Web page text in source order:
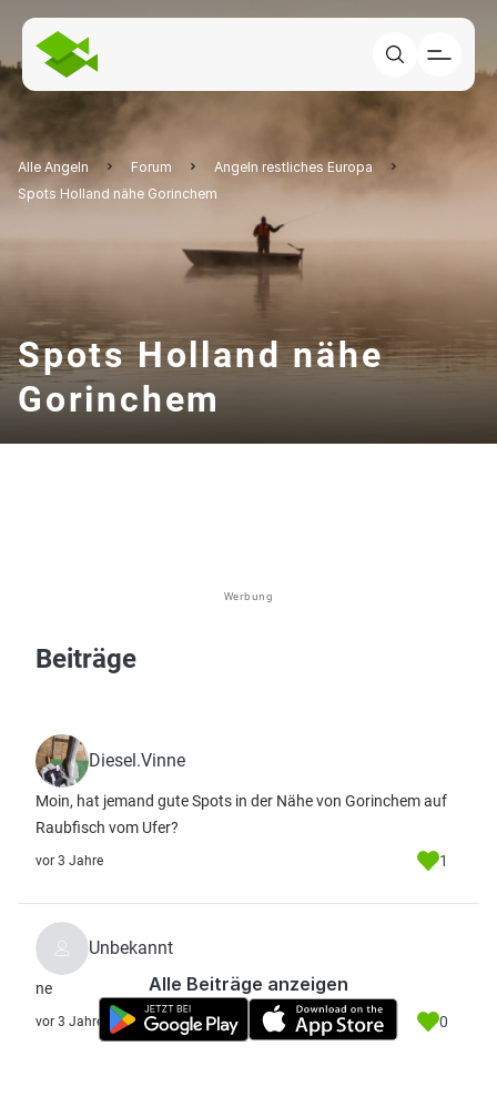
Alle Angeln Forum
Angeln restliches Europa
Spots Holland nähe Gorinchem
Spots Holland nähe
Gorinchem
Werbung
Beiträge
Diesel.Vinne
Moin, hat jemand gute Spots in der Nähe von Gorinchem auf
Raubfisch vom Ufer?
vor 3 Jahre 1
Unbekannt
ne
vor 3 Jahre 0
Alle Beiträge anzeigen